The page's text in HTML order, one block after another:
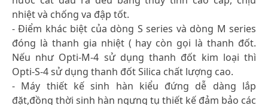
nhiệt và chống va đập tốt.
- Điểm khác biệt của dòng S series và dòng M series
đóng là thanh gia nhiệt ( hay còn gọi là thanh đốt.
Nếu như Opti-M-4 sử dụng thanh đốt kim loại thì
Opti-S-4 sử dụng thanh đốt Silica chất lượng cao.
- Máy thiết kế sinh hàn kiểu đứng dễ dàng lắp
đặt,đồng thời sinh hàn ngưng tụ thiết kế đảm bảo các